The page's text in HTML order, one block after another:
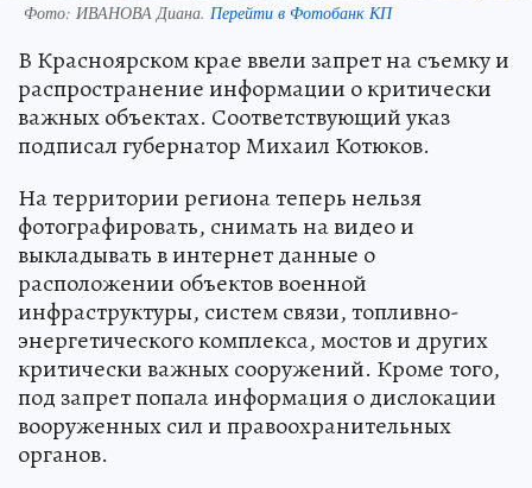
Фото: ИВАНОВА Диана. Перейти в Фотобанк КП
В Красноярском крае ввели запрет на съемку и
распространение информации о критически
важных объектах. Соответствующий указ
подписал губернатор Михаил Котюков.
На территории региона теперь нельзя
фотографировать, снимать на видео и
выкладывать в интернет данные о
расположении объектов военной
инфраструктуры, систем связи, топливно-
энергетического комплекса, мостов и других
критически важных сооружений. Кроме того,
под запрет попала информация о дислокации
вооруженных сил и правоохранительных
органов.